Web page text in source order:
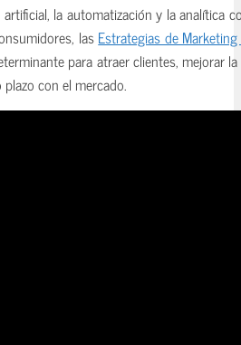
la automatización y la analítica
lasEstrategias de
para atraer clientes, mejorar
con el mercado.